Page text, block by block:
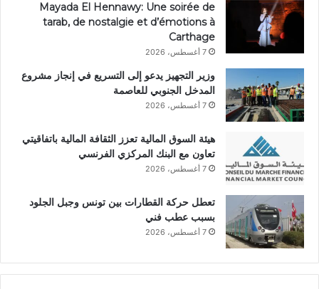
Mayada El Hennawy: Une soirée de
tarab, de nostalgie et d’émotions à
Carthage
7 أغسطس، 2026
وزير التجهيز يدعو إلى التسريع في إنجاز مشروع
المدخل الجنوبي للعاصمة
7 أغسطس، 2026
هيئة السوق المالية تعزز الثقافة المالية باتفاقيتي
تعاون مع البنك المركزي الفرنسي
7 أغسطس، 2026
تعطل حركة القطارات بين تونس وجبل الجلود
بسبب عطب فني
7 أغسطس، 2026